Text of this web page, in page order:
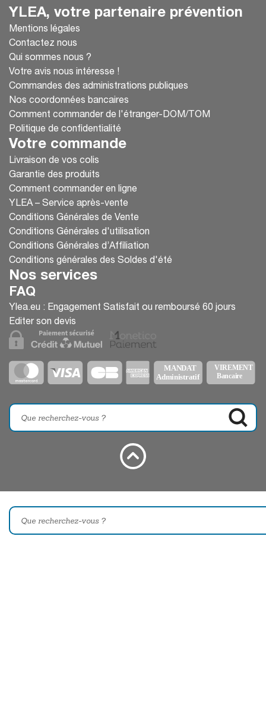
YLEA, votre partenaire prévention
Mentions légales
Contactez nous
Qui sommes nous ?
Votre avis nous intéresse !
Commandes des administrations publiques
Nos coordonnées bancaires
Comment commander de l'étranger-DOM/TOM
Politique de confidentialité
Votre commande
Livraison de vos colis
Garantie des produits
Comment commander en ligne
YLEA – Service après-vente
Conditions Générales de Vente
Conditions Générales d'utilisation
Conditions Générales d’Affiliation
Conditions générales des Soldes d'été
Nos services
FAQ
Ylea.eu : Engagement Satisfait ou remboursé 60 jours
Editer son devis